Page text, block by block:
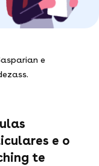
e
e o
te